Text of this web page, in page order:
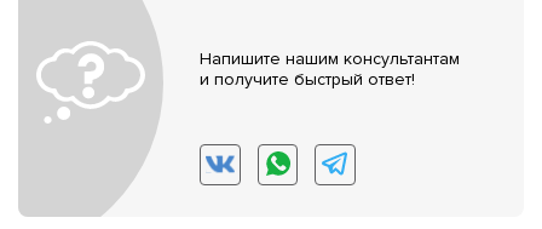
Напишите нашим консультантам
и получите быстрый ответ!